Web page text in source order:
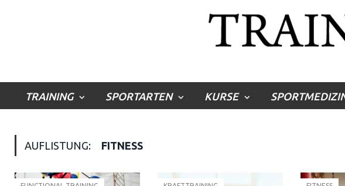
TRAINING SPORTARTEN KURSE
AUFLISTUNG: FITNESS